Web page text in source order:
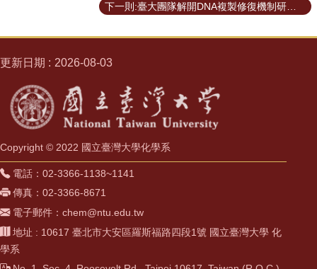
下一則:臺大團隊解開DNA複製修復機制研究成果
更新日期 2026-08-03
Copyright © 2022 國立臺灣大學化學系
電話：02-3366-1138~1141
傳真：02-3366-8671
電子郵件：chem@ntu.edu.tw
地址 : 10617 臺北市大安區羅斯福路四段1號 國立臺灣大學 化
學系